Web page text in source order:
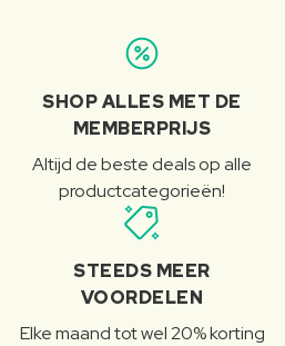
SHOP ALLES MET DE
MEMBERPRIJS
Altijd de beste deals op alle
productcategorieën!
STEEDS MEER
VOORDELEN
Elke maand tot wel 20% korting